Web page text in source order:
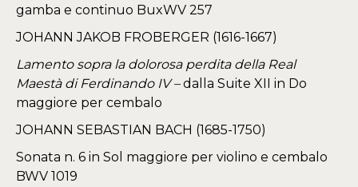
gamba e continuo BuxWV 257
JOHANN JAKOB FROBERGER (1616-1667)
Lamento sopra la dolorosa perdita della Real
Maestà di Ferdinando IV –dalla Suite XII in Do
maggiore per cembalo
JOHANN SEBASTIAN BACH (1685-1750)
Sonata n. 6 in Sol maggiore per violino e cembalo
BWV 1019